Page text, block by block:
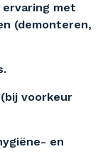
met
(demonteren,
voorkeur
en